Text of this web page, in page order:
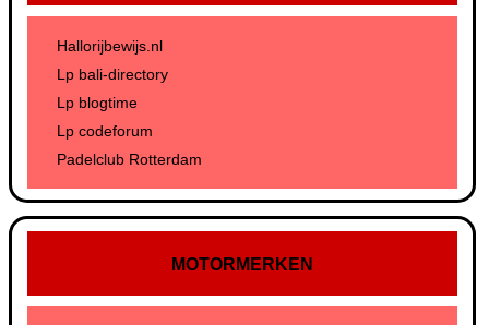
Hallorijbewijs.nl
Lp bali-directory
Lp blogtime
Lp codeforum
Padelclub Rotterdam
MOTORMERKEN